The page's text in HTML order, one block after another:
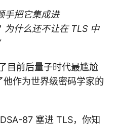
手把它集成进
什么还不让在 TLS 中
目前后量子时代最尴尬
作为世界级密码学家的
87 塞进 TLS，你知